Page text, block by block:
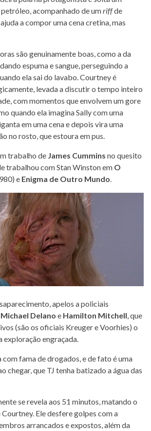
acompanhado de umriffde
ajuda a compor uma cena cretina, mas
são genuinamente boas, como a da
espuma e sangue, perseguindo a
ela sai do lavabo. Courtney é
levada a discutir o tempo inteiro
com momentos que envolvem um gore
quando ela imagina Sally com uma
em uma cena e depois vira uma
no rosto, que estoura em pus.
trabalho de James Cummins no quesito
trabalhou com Stan Winston em O
e Enigma de Outro Mundo
apelos a policiais
Michael Delano e Hamilton Mitchell , que
(são os oficiais Kreuger e Voorhies) o
exploração engraçada.
fama de drogados, e de fato é uma
chegar, que TJ tenha batizado a água das
se revela aos 51 minutos, matando o
Ele desfere golpes com a
arrancados e expostos, além da